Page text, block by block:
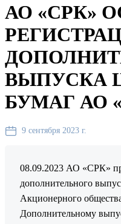
АО «СРК»
ВЫПУСКА
БУМАГ АО
9 сентября 2023 г.
08.09.2023 АО «СРК»
дополнительного
Акционерного
Дополнительному